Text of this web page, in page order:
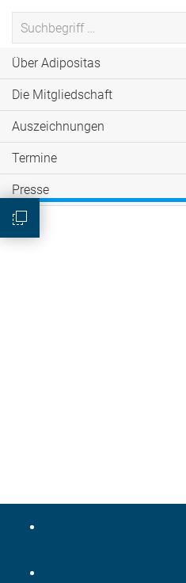
Über Adipositas
Die Mitgliedschaft
Auszeichnungen
Termine
Presse